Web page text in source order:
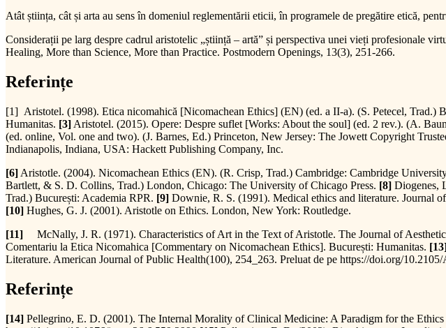
Atât știința, cât și arta au sens în domeniul reglementării eticii, în programele de pregătire etică,
Considerații pe larg despre cadrul aristotelic „știință – artă” și perspectiva unei vieți profesionale
Healing, More than Science, More than Practice. Postmodern Openings, 13(3), 251-266.
Referințe
[1] Aristotel. (1998). Etica nicomahică [Nicomachean Ethics] (EN) (ed. a II-a). (S. Petecel, Trad.)
Humanitas. [3] Aristotel. (2015). Opere: Despre suflet [Works: About the soul] (ed. 2 rev.). (A.
(ed. online, Vol. one and two). (J. Barnes, Ed.) Princeton, New Jersey: The Jowett Copyright
Indianapolis, Indiana, USA: Hackett Publishing Company, Inc.
[6] Aristotle. (2004). Nicomachean Ethics (EN). (R. Crisp, Trad.) Cambridge: Cambridge
Bartlett, & S. D. Collins, Trad.) London, Chicago: The University of Chicago Press. [8] Diogenes,
Trad.) București: Academia RPR. [9] Downie, R. S. (1991). Medical ethics and literature. Journal
[10] Hughes, G. J. (2001). Aristotle on Ethics. London, New York: Routledge.
[11]
McNally, J. R. (1971). Characteristics of Art in the Text of Aristotle. The Journal of
Comentariu la Etica Nicomahica [Commentary on Nicomachean Ethics]. București: Humanitas.
Literature. American Journal of Public Health(100), 254_263. Preluat de pe https://doi.org/
Referințe
[14] Pellegrino, E. D. (2001). The Internal Morality of Clinical Medicine: A Paradigm for the